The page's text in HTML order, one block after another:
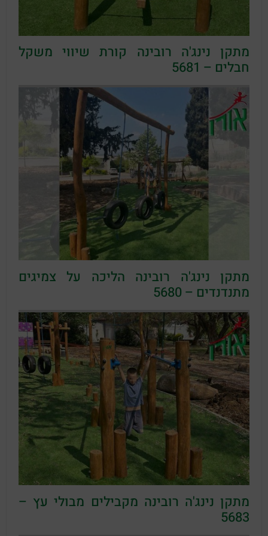
מתקן נינג'ה רובינה קורת שיווי משקל
חבלים – 5681
מתקן נינג'ה רובינה הליכה על צמיגים
מתנדנדים – 5680
מתקן נינג'ה רובינה מקבילים מבולי עץ –
5683